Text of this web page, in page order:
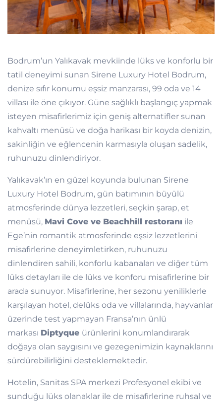
Bodrum’un Yalıkavak mevkiinde lüks ve konforlu bir
tatil deneyimi sunan Sirene Luxury Hotel Bodrum,
denize sıfır konumu eşsiz manzarası, 99 oda ve 14
villası ile öne çıkıyor. Güne sağlıklı başlangıç yapmak
isteyen misafirlerimiz için geniş alternatifler sunan
kahvaltı menüsü ve doğa harikası bir koyda denizin,
sakinliğin ve eğlencenin karmasıyla oluşan sadelik,
ruhunuzu dinlendiriyor.
Yalıkavak’ın en güzel koyunda bulunan Sirene
Luxury Hotel Bodrum, gün batımının büyülü
atmosferinde dünya lezzetleri, seçkin şarap, et
menüsü, Mavi Cove ve Beachhill restoranı ile
Ege’nin romantik atmosferinde eşsiz lezzetlerini
misafirlerine deneyimletirken, ruhunuzu
dinlendiren sahili, konforlu kabanaları ve diğer tüm
lüks detayları ile de lüks ve konforu misafirlerine bir
arada sunuyor. Misafirlerine, her sezonu yeniliklerle
karşılayan hotel, delüks oda ve villalarında, hayvanlar
üzerinde test yapmayan Fransa’nın ünlü
markası Diptyque ürünlerini konumlandırarak
doğaya olan saygısını ve gezegenimizin kaynaklarını
sürdürebilirliğini desteklemektedir.
Hotelin, Sanitas SPA merkezi Profesyonel ekibi ve
sunduğu lüks olanaklar ile de misafirlerine ruhsal ve